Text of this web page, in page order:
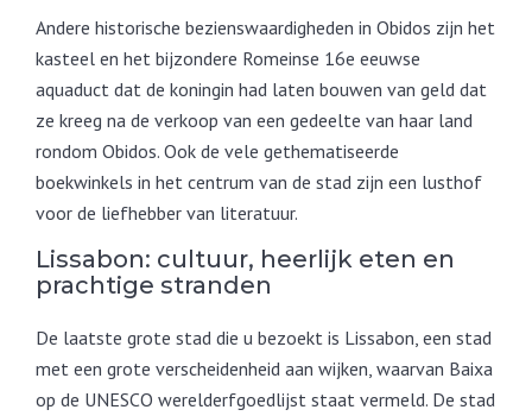
Andere historische bezienswaardigheden in Obidos zijn het
kasteel en het bijzondere Romeinse 16e eeuwse
aquaduct dat de koningin had laten bouwen van geld dat
ze kreeg na de verkoop van een gedeelte van haar land
rondom Obidos. Ook de vele gethematiseerde
boekwinkels in het centrum van de stad zijn een lusthof
voor de liefhebber van literatuur.
Lissabon: cultuur, heerlijk eten en
prachtige stranden
De laatste grote stad die u bezoekt is Lissabon, een stad
met een grote verscheidenheid aan wijken, waarvan Baixa
op de UNESCO werelderfgoedlijst staat vermeld. De stad